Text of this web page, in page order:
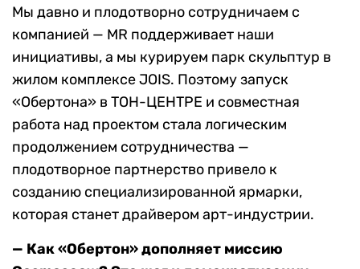
Мы давно и плодотворно сотрудничаем с
компанией — MR поддерживает наши
инициативы, а мы курируем парк скульптур в
жилом комплексе JOIS. Поэтому запуск
«Обертона» в ТОН-ЦЕНТРЕ и совместная
работа над проектом стала логическим
продолжением сотрудничества —
плодотворное партнерство привело к
созданию специализированной ярмарки,
которая станет драйвером арт-индустрии.
— Как «Обертон» дополняет миссию